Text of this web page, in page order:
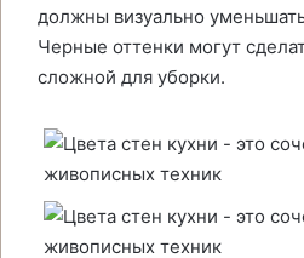
должны визуально
Черные оттенки могут
сложной для уборки.